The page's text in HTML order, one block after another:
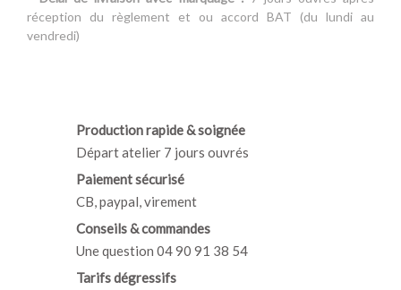
réception du règlement et ou accord BAT (du lundi au
vendredi)
Production rapide & soignée
Départ atelier 7 jours ouvrés
Paiement sécurisé
CB, paypal, virement
Conseils & commandes
Une question 04 90 91 38 54
Tarifs dégressifs